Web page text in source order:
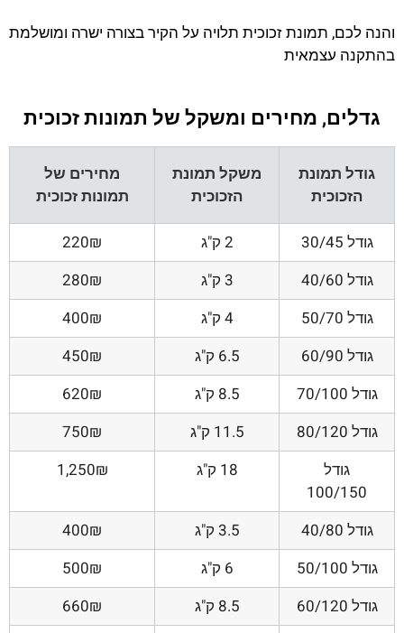
והנה לכם, תמונת זכוכית תלויה על הקיר בצורה ישרה ומושלמת
בהתקנה עצמאית
גדלים, מחירים ומשקל של תמונות זכוכית
גודל תמונת
הזכוכית
משקל תמונת
הזכוכית
מחירים של
תמונות זכוכית
גודל 30/45 2 ק"ג
220₪
גודל 40/60
3 ק"ג
280₪
גודל 50/70
4 ק"ג
400₪
גודל 60/90
6.5 ק"ג
450₪
גודל 70/100
8.5 ק"ג
620₪
גודל 80/120
11.5 ק"ג
750₪
גודל
100/150
18 ק"ג 1,250₪
גודל 40/80 3.5 ק"ג
400₪
גודל 50/100
6 ק"ג
500₪
גודל 60/120
8.5 ק"ג
660₪